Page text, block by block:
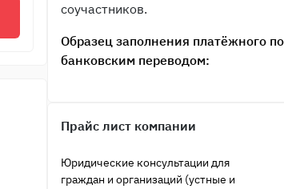
соучастников.
Образец заполнения платёжного
банковским переводом:
Прайс лист компании
Юридические консультации для
граждан и организаций (устные и